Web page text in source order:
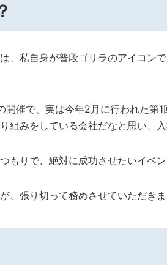
、私自身が普段ゴリラのアイコン
催で、実は今年2月に行われた第
組みをしている会社だなと思い、
もりで、絶対に成功させたいイベン
、張り切って務めさせていただきま